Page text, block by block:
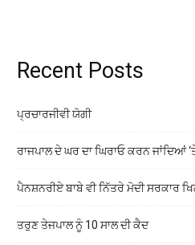
Recent Posts
ਪ੍ਰਚਾਰਜੀਵੀ ਯੋਗੀ
ਰਾਜਪਾਲ ਦੇ ਘਰ ਦਾ ਘਿਰਾਓ ਕਰਨ ਜਾਂਦਿਆਂ
ਪੈਨਸ਼ਨਰੀਏ ਬਾਬੇ ਵੀ ਨਿੱਤਰੇ ਮੋਦੀ ਸਰਕਾਰ
ਤਰੁਣ ਤੇਜਪਾਲ ਨੂੰ 10 ਸਾਲ ਦੀ ਕੈਦ